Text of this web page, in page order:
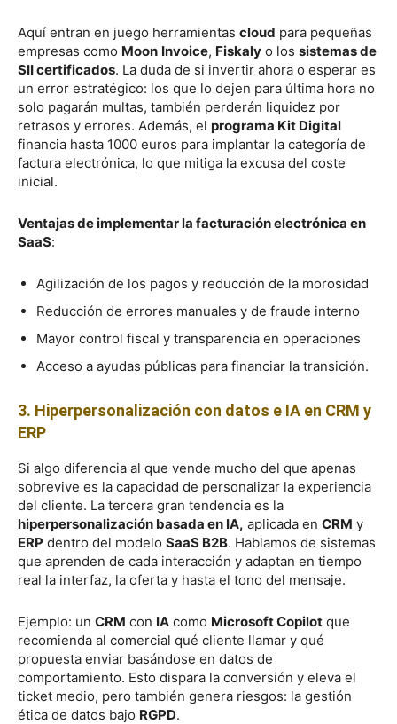
Aquí entran en juego herramientas cloud para pequeñas
empresas como Moon Invoice, Fiskaly o los sistemas de
SII certificados. La duda de si invertir ahora o esperar es
un error estratégico: los que lo dejen para última hora no
solo pagarán multas, también perderán liquidez por
retrasos y errores. Además, el programa Kit Digital
financia hasta 1000 euros para implantar la categoría de
factura electrónica, lo que mitiga la excusa del coste
inicial.
Ventajas de implementar la facturación electrónica en
SaaS:
Agilización de los pagos y reducción de la morosidad
Reducción de errores manuales y de fraude interno
Mayor control fiscal y transparencia en operaciones
Acceso a ayudas públicas para financiar la transición.
3. Hiperpersonalización con datos e IA en CRM y
ERP
Si algo diferencia al que vende mucho del que apenas
sobrevive es la capacidad de personalizar la experiencia
del cliente. La tercera gran tendencia es la
hiperpersonalización basada en IA, aplicada en CRM y
ERP dentro del modelo SaaS B2B. Hablamos de sistemas
que aprenden de cada interacción y adaptan en tiempo
real la interfaz, la oferta y hasta el tono del mensaje.
Ejemplo: un CRM con IA como Microsoft Copilot que
recomienda al comercial qué cliente llamar y qué
propuesta enviar basándose en datos de
comportamiento. Esto dispara la conversión y eleva el
ticket medio, pero también genera riesgos: la gestión
ética de datos bajo RGPD.